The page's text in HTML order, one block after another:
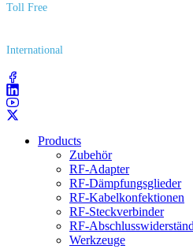
Toll Free
International
Products
Zubehör
RF-Adapter
RF-Dämpfungsglieder
RF-Kabelkonfektionen
RF-Steckverbinder
RF-
Werkzeuge